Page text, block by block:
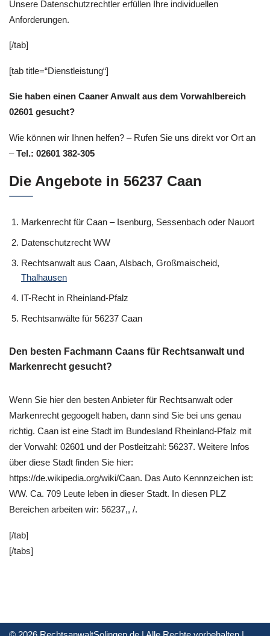
Unsere Datenschutzrechtler erfüllen Ihre individuellen
Anforderungen.
[/tab]
[tab title=“Dienstleistung“]
Sie haben einen Caaner Anwalt aus dem Vorwahlbereich
02601 gesucht?
Wie können wir Ihnen helfen? – Rufen Sie uns direkt vor Ort an
–Tel.: 02601 382-305
Die Angebote in 56237 Caan
Markenrecht für Caan – Isenburg, Sessenbach oder Nauort
Datenschutzrecht WW
Rechtsanwalt aus Caan, Alsbach, Großmaischeid,
Thalhausen
IT-Recht in Rheinland-Pfalz
Rechtsanwälte für 56237 Caan
Den besten Fachmann Caans für Rechtsanwalt und
Markenrecht gesucht?
Wenn Sie hier den besten Anbieter für Rechtsanwalt oder
Markenrecht gegoogelt haben, dann sind Sie bei uns genau
richtig. Caan ist eine Stadt im Bundesland Rheinland-Pfalz mit
der Vorwahl: 02601 und der Postleitzahl: 56237. Weitere Infos
über diese Stadt finden Sie hier:
https://de.wikipedia.org/wiki/Caan. Das Auto Kennnzeichen ist:
WW. Ca. 709 Leute leben in dieser Stadt. In diesen PLZ
Bereichen arbeiten wir: 56237,, /.
[/tab]
[/tabs]